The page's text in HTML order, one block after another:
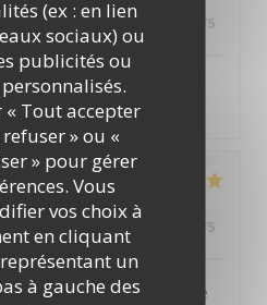
(ex : en lien
sociaux) ou
publicités ou
« Tout accepter
» ou «
» pour gérer
Vous
vos choix à
en cliquant
un
à gauche des
Cuisine: 5 /5 Qualité / Prix /5
la JV pour fêter notre
4
Cuisine : 5 Qualité / Prix /5
des produits est là et le